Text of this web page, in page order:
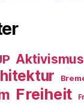
Aktivismus
Freiheit